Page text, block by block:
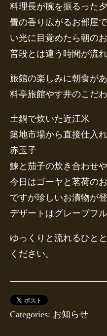
料理長が腕を振るった
畳の香り広がるお部屋
い光に目覚めたら朝の
普段とは違う時間が流れ
旅館の楽しみに朝食があ
料亭旅館やす井のこだ
土鍋で炊いた近江米
築地市場から直接仕入
赤玉子
鰊と茄子の炊き合わせ
今日はゴーヤと茗荷の
ですが珍しいお漬物が
デザートはグレープフ
ゆっくりと流れるひと
ください。
Categories: お知らせ